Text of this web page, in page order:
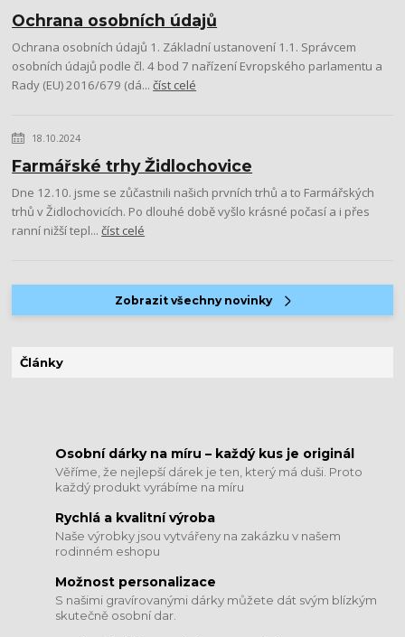
Ochrana osobních údajů
Ochrana osobních údajů 1. Základní ustanovení 1.1. Správcem
osobních údajů podle čl. 4 bod 7 nařízení Evropského parlamentu a
Rady (EU) 2016/679 (dá...číst celé
18.10.2024
Farmářské trhy Židlochovice
Dne 12.10. jsme se zůčastnili našich prvních trhů a to Farmářských
trhů v Židlochovicích. Po dlouhé době vyšlo krásné počasí a i přes
ranní nižší tepl...číst celé
Zobrazit všechny novinky
Články
​​​​​​​Osobní dárky na míru – každý kus je originál
Věříme, že nejlepší dárek je ten, který má duši. Proto
každý produkt vyrábíme na míru
Rychlá a kvalitní výroba
Naše výrobky jsou vytvářeny na zakázku v našem
rodinném eshopu
Možnost personalizace
S našimi gravírovanými dárky můžete dát svým blízkým
skutečně osobní dar.